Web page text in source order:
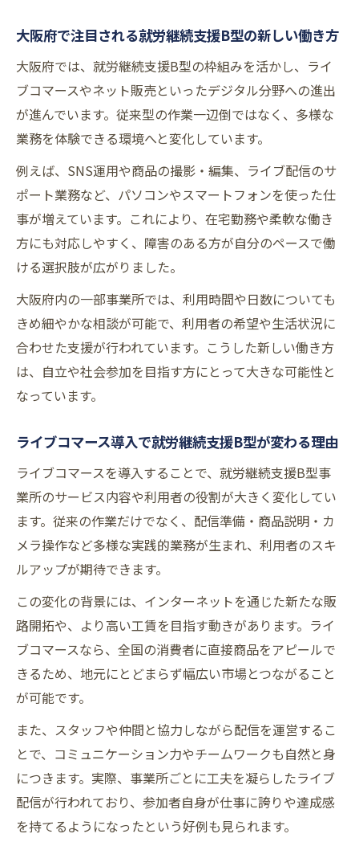
らす効果
実践から学ぶ就労継続支援B型の配信スキル
向上法
ライブコマースを通じた就労継続支援B型の
成功例
大阪府の就労継続支援B型実践活動の裏側を
紹介
就労継続支援B型ならではの柔軟な働き方を探
る
就労継続支援B型の柔軟な働き方が選ばれる
理由
体調や生活リズムに合わせた働き方の工夫
在宅や時短にも対応する就労継続支援B型の
魅力
就労継続支援B型で実現する自分らしい働き
働く日数や時間が相談できる安心の支援体
制
ライブコマース導入で変わる支援現場の工夫と
は
就労継続支援B型でのライブコマース導入事
例紹介
支援スタッフが取り組む現場改善のポイン
ト
ライブ配信を支える就労継続支援B型の工夫
ネット販売体験が現場にもたらす変化と成
長
就労継続支援B型利用者の声から見る工夫事
例
自立支援に役立つネット販売のポイント解説
就労継続支援B型におけるネット販売の始め
方
大阪府で注目される就労継続支援B型の新しい働き方
大阪府では、就労継続支援B型の枠組みを活かし、ライ
ブコマースやネット販売といったデジタル分野への進出
が進んでいます。従来型の作業一辺倒ではなく、多様な
業務を体験できる環境へと変化しています。
例えば、SNS運用や商品の撮影・編集、ライブ配信のサ
ポート業務など、パソコンやスマートフォンを使った仕
事が増えています。これにより、在宅勤務や柔軟な働き
方にも対応しやすく、障害のある方が自分のペースで働
ける選択肢が広がりました。
大阪府内の一部事業所では、利用時間や日数についても
きめ細やかな相談が可能で、利用者の希望や生活状況に
合わせた支援が行われています。こうした新しい働き方
は、自立や社会参加を目指す方にとって大きな可能性と
なっています。
ライブコマース導入で就労継続支援B型が変わる理由
ライブコマースを導入することで、就労継続支援B型事
業所のサービス内容や利用者の役割が大きく変化してい
ます。従来の作業だけでなく、配信準備・商品説明・カ
メラ操作など多様な実践的業務が生まれ、利用者のスキ
ルアップが期待できます。
この変化の背景には、インターネットを通じた新たな販
路開拓や、より高い工賃を目指す動きがあります。ライ
ブコマースなら、全国の消費者に直接商品をアピールで
きるため、地元にとどまらず幅広い市場とつながること
が可能です。
また、スタッフや仲間と協力しながら配信を運営するこ
とで、コミュニケーション力やチームワークも自然と身
につきます。実際、事業所ごとに工夫を凝らしたライブ
配信が行われており、参加者自身が仕事に誇りや達成感
を持てるようになったという好例も見られます。